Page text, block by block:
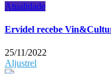
Atualidade
Ervidel recebe
25/11/2022
Aljustrel